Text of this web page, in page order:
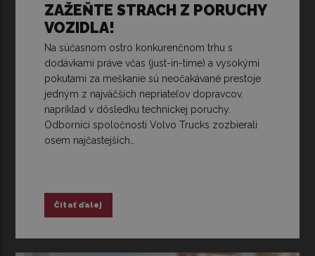
ZAŽEŇTE STRACH Z PORUCHY
VOZIDLA!
Na súčasnom ostro konkurenčnom trhu s
dodávkami práve včas (just-in-time) a vysokými
pokutami za meškanie sú neočakávané prestoje
jedným z najväčších nepriateľov dopravcov,
napríklad v dôsledku technickej poruchy.
Odborníci spoločnosti Volvo Trucks zozbierali
osem najčastejších…
Čítať ďalej